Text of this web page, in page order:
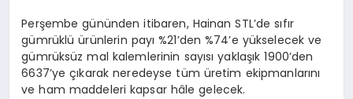
Perşembe gününden itibaren, Hainan STL’de sıfır
gümrüklü ürünlerin payı %21’den %74’e yükselecek ve
gümrüksüz mal kalemlerinin sayısı yaklaşık 1900’den
6637’ye çıkarak neredeyse tüm üretim ekipmanlarını
ve ham maddeleri kapsar hâle gelecek.